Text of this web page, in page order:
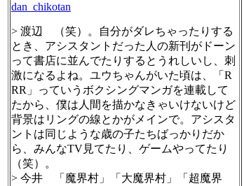
dan_chikotan
> 渡辺 （笑）。自分がダレちゃったりする
とき、アシスタントだった人の新刊がドーン
って書店に並んでたりするとうれしいし、刺
激になるよね。ユウちゃんがいた頃は、「R
RR」っていうボクシングマンガを連載して
たから、僕は人間を描かなきゃいけないけど
背景はリングの線とかがメインで。アシスタ
ントは同じような歳の子たちばっかりだか
ら、みんなTV見てたり、ゲームやってたり
（笑）。
> 今井 「魔界村」「大魔界村」「超魔界